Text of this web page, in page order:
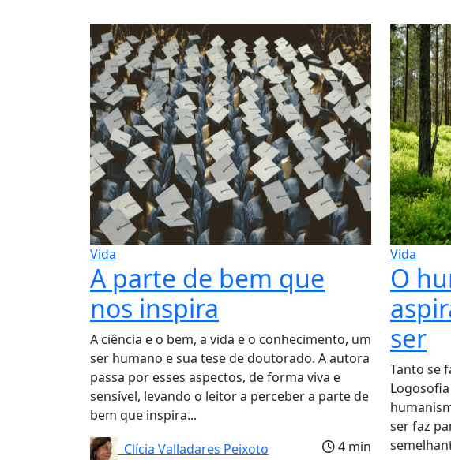
Vida
A parte de bem que
nos inspira
A ciência e o bem, a vida e o conhecimento, um
ser humano e sua tese de doutorado. A autora
passa por esses aspectos, de forma viva e
sensível, levando o leitor a perceber a parte de
bem que inspira...
Clícia Valladares Peixoto
4 min
Vida
O
ser
Tanto se
ser faz